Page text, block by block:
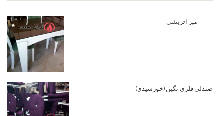
میز اتریشی
صندلی فلزی نگین (خورشیدی)